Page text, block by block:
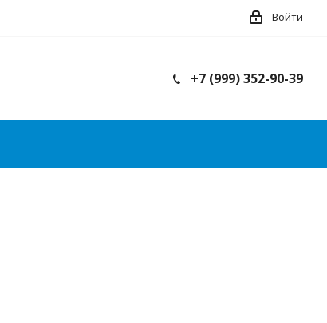
Войти
+7 (999) 352-90-39